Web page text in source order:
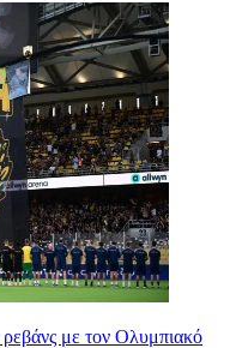
ρεβάνς με τον Ολυμπιακό